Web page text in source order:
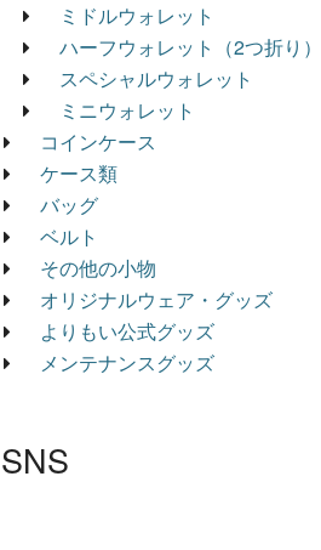
ミドルウォレット
ハーフウォレット（2つ折り）
スペシャルウォレット
ミニウォレット
コインケース
ケース類
バッグ
ベルト
その他の小物
オリジナルウェア・グッズ
よりもい公式グッズ
メンテナンスグッズ
SNS